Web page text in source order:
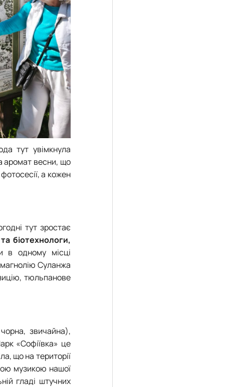
тут увімкнула
аромат весни, що
а кожен
тут зростає
біотехнологи,
в одному місці
магнолію Суланжа
тюльпанове
звичайна),
«Софіївка» це
що на території
музикою нашої
гладі штучних